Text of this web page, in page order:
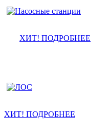
ХИТ! ПОДРОБНЕЕ
ХИТ! ПОДРОБНЕЕ